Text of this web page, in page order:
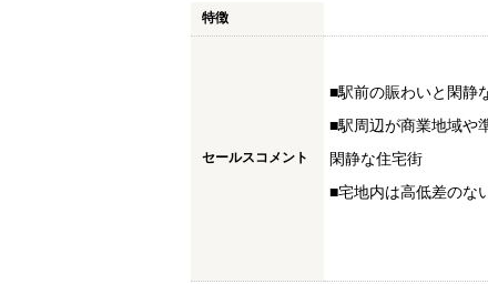
特徴
セールスコメント
■駅前の賑わいと閑静
■駅周辺が商業地域や
閑静な住宅街
■宅地内は高低差のな